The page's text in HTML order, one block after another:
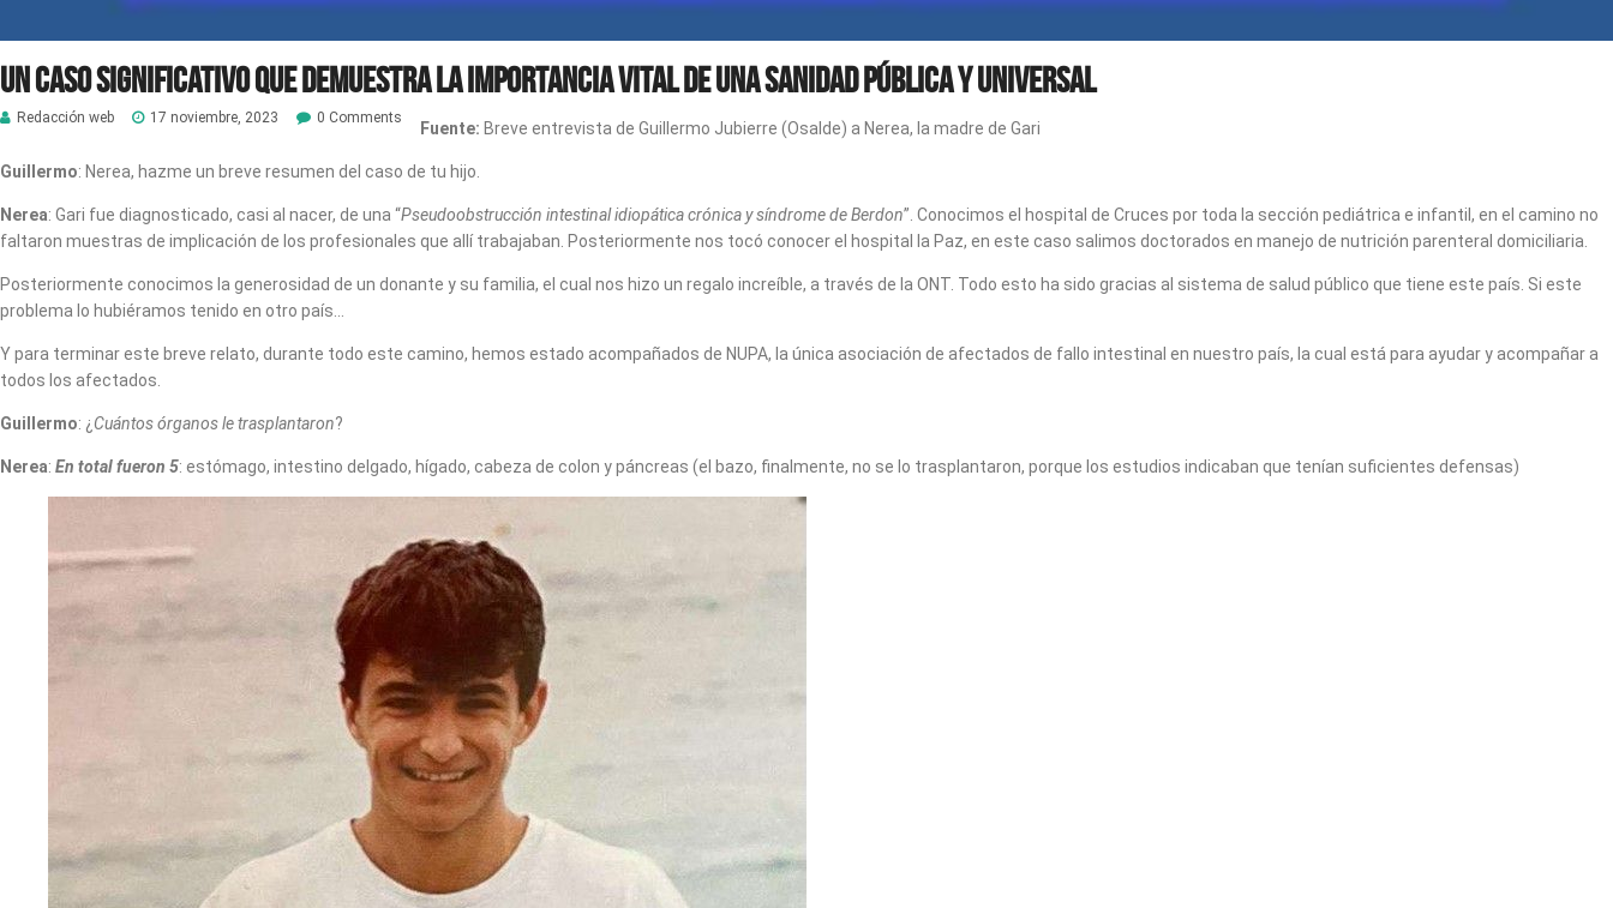
Un caso significativo que demuestra la importancia vital de una Sanidad Pública y Universal
Redacción web 17 noviembre, 2023 0 Comments
Fuente: Breve entrevista de Guillermo Jubierre (Osalde) a Nerea, la madre de Gari
Guillermo: Nerea, hazme un breve resumen del caso de tu hijo.
Nerea: Gari fue diagnosticado, casi al nacer, de una “Pseudoobstrucción intestinal idiopáticacrónica y síndrome de Berdon”. Conocimos el hospital de Cruces por toda la sección pediátrica e infantil, en el camino no
faltaron muestras de implicación de los profesionales que allí trabajaban. Posteriormente nos tocó conocer el hospital la Paz, en este caso salimos doctorados en manejo de nutrición parenteral domiciliaria.
Posteriormente conocimos la generosidad de un donante y su familia, el cual nos hizo un regalo increíble, a través de la ONT. Todo esto ha sido gracias al sistema de salud público que tiene este país. Si este
problema lo hubiéramos tenido en otro país…
Y para terminar este breve relato, durante todo este camino, hemos estado acompañados de NUPA, la única asociación de afectados de fallo intestinal en nuestro país, la cual está para ayudar y acompañar a
todos los afectados.
Guillermo: ¿ Cuántos órganos le trasplantaron?
Nerea: En total fueron 5: estómago, intestino delgado, hígado, cabeza de colon y páncreas (el bazo, finalmente, no se lo trasplantaron, porque los estudios indicaban que tenían suficientes defensas)